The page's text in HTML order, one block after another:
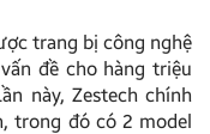
trang bị công nghệ
đề cho hàng triệu
này, Zestech chính
trong đó có 2 model